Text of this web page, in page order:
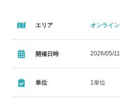
エリア オンライン
開催日時 2026/05/11
単位 1単位